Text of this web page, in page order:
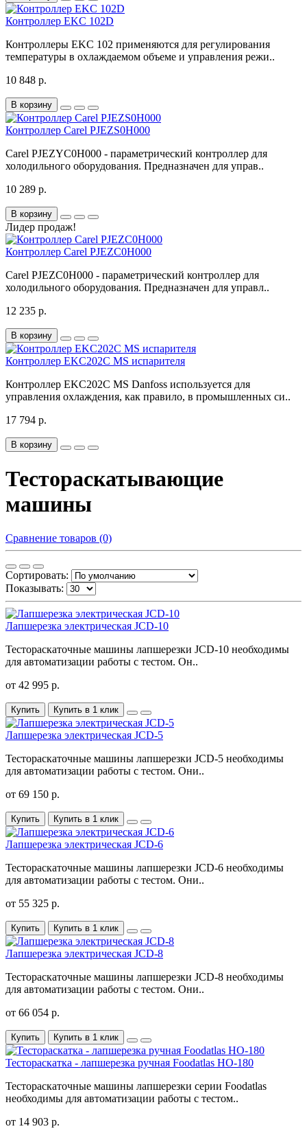
Контроллер EKC 102D
Контроллеры EKC 102 применяются для регулирования
температуры в охлаждаемом объеме и управления режи..
10 848 р.
В корзину
Контроллер Carel PJEZS0H000
Carel PJEZYC0H000 - параметрический контроллер для
холодильного оборудования. Предназначен для управ..
10 289 р.
В корзину
Лидер продаж!
Контроллер Carel PJEZC0H000
Carel PJEZC0H000 - параметрический контроллер для
холодильного оборудования. Предназначен для управл..
12 235 р.
В корзину
Контроллер EKC202C MS испарителя
Контроллер EKC202C MS Danfoss используется для
управления охлаждения, как правило, в промышленных си..
17 794 р.
В корзину
Тестораскатывающие
машины
Сравнение товаров (0)
Сортировать:
Показывать:
Лапшерезка электрическая JCD-10
Тестораскаточные машины лапшерезки JCD-10 необходимы
для автоматизации работы с тестом. Он..
от 42 995 р.
Купить Купить в 1 клик
Лапшерезка электрическая JCD-5
Тестораскаточные машины лапшерезки JCD-5 необходимы
для автоматизации работы с тестом. Они..
от 69 150 р.
Купить Купить в 1 клик
Лапшерезка электрическая JCD-6
Тестораскаточные машины лапшерезки JCD-6 необходимы
для автоматизации работы с тестом. Они..
от 55 325 р.
Купить Купить в 1 клик
Лапшерезка электрическая JCD-8
Тестораскаточные машины лапшерезки JCD-8 необходимы
для автоматизации работы с тестом. Они..
от 66 054 р.
Купить Купить в 1 клик
Тестораскатка - лапшерезка ручная Foodatlas HO-180
Тестораскаточные машины лапшерезки серии Foodatlas
необходимы для автоматизации работы с тестом..
от 14 903 р.